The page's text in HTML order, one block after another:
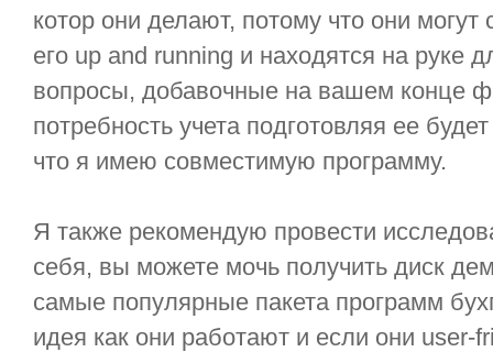
котор они делают, потому что они могут
его up and running и находятся на руке
вопросы, добавочные на вашем конце
потребность учета подготовляя ее
что я имею совместимую программу.
Я также рекомендую провести
себя, вы можете мочь получить диск
самые популярные пакета программ
идея как они работают и если они user-